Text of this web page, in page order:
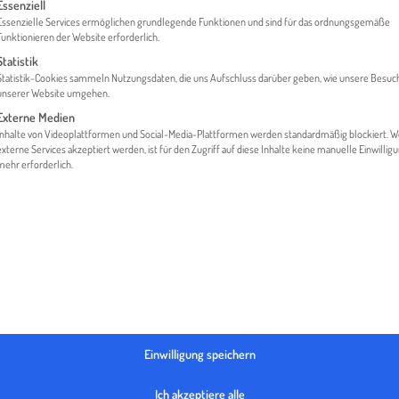
MEDIATHEK
Services ermöglichen grundlegende Funktionen und sind für das ordnungsgemäße
der Website erforderlich.
Cookies sammeln Nutzungsdaten, die uns Aufschluss darüber geben, wie unsere
Website umgehen.
Medien
von Videoplattformen und Social-Media-Plattformen werden standardmäßig blockiert.
Services akzeptiert werden, ist für den Zugriff auf diese Inhalte keine manuelle
erforderlich.
Einwilligung speichern
Ich akzeptiere alle